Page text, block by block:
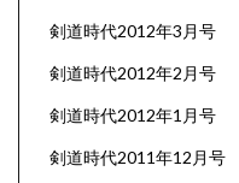
剣道時代2012年3月号
剣道時代2012年2月号
剣道時代2012年1月号
剣道時代2011年12月号